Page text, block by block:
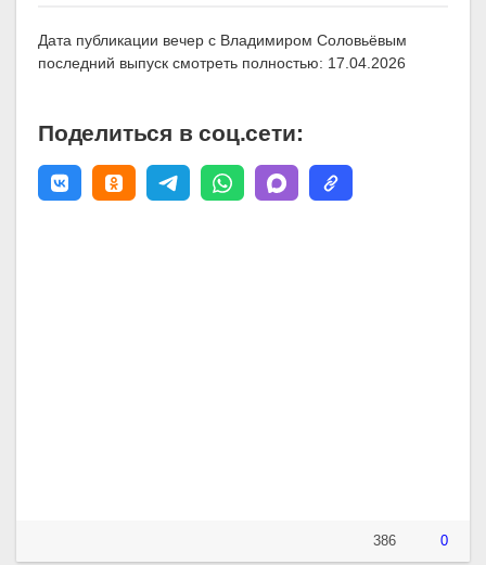
Дата публикации вечер с Владимиром Соловьёвым
последний выпуск смотреть полностью: 17.04.2026
Поделиться в соц.сети:
386 0